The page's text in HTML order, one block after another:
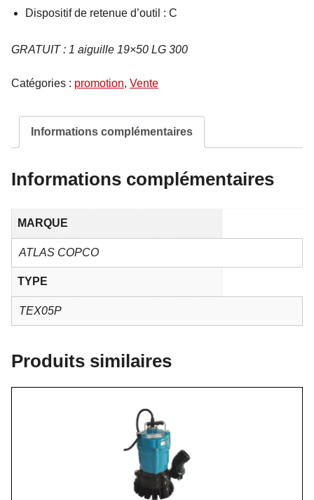
Dispositif de retenue d’outil : C
GRATUIT : 1 aiguille 19×50 LG 300
Catégories : promotion, Vente
Informations complémentaires
Informations complémentaires
MARQUE
ATLAS COPCO
TYPE
TEX05P
Produits similaires